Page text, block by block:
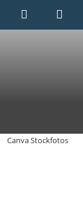
Canva Stockfotos